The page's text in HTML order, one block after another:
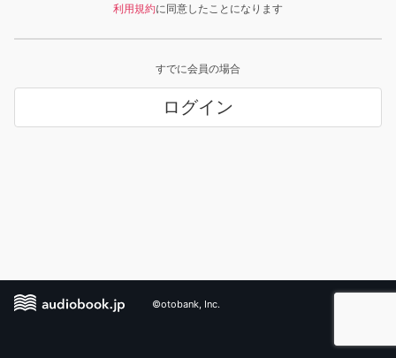
利用規約に同意したことになります
すでに会員の場合
ログイン
©otobank, Inc.